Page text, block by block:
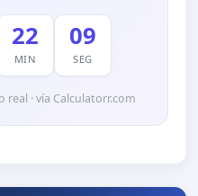
22
MIN
09
SEG
· vía Calculatorr.com